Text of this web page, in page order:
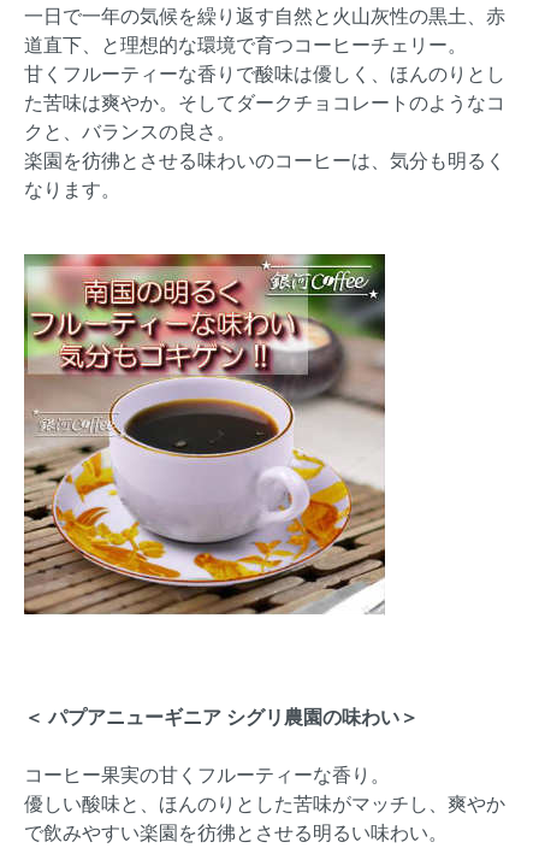
一日で一年の気候を繰り返す自然と火山灰性の黒土、赤
道直下、と理想的な環境で育つコーヒーチェリー。
甘くフルーティーな香りで酸味は優しく、ほんのりとし
た苦味は爽やか。そしてダークチョコレートのようなコ
クと、バランスの良さ。
楽園を彷彿とさせる味わいのコーヒーは、気分も明るく
なります。
＜ パプアニューギニア シグリ農園の味わい＞
コーヒー果実の甘くフルーティーな香り。
優しい酸味と、ほんのりとした苦味がマッチし、爽やか
で飲みやすい楽園を彷彿とさせる明るい味わい。